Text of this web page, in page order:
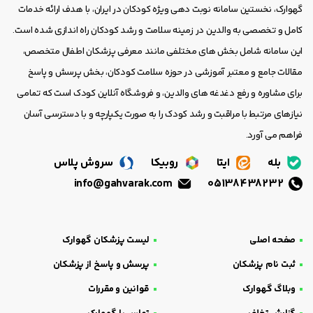
گهوارک، نخستین سامانه نوبت دهی ویژه کودکان در ایران، با هدف ارائه خدمات
کامل و تخصصی به والدین در زمینه سلامت و رشد کودکان راه اندازی شده است.
این سامانه شامل بخش های مختلفی مانند معرفی پزشکان اطفال متخصص،
مقالات جامع و معتبر آموزشی در حوزه سلامت کودکان، بخش پرسش و پاسخ
برای مشاوره و رفع دغدغه های والدین، و فروشگاه آنلاین کودک است که تمامی
نیازهای مرتبط با مراقبت و رشد کودک را به صورت یکپارچه و با دسترسی آسان
فراهم می آورد.
بله ایتا روبیکا
سروش پلاس
صفحه اصلی
لیست پزشکان گهوارک
ثبت نام پزشکان
پرسش و پاسخ از پزشکان
وبلاگ گهوارک
قوانین و مقررات